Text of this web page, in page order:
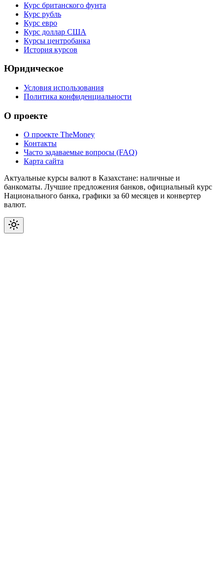
Курс британского фунта
Курс рубль
Курс евро
Курс доллар США
Курсы центробанка
История курсов
Юридическое
Условия использования
Политика конфиденциальности
О проекте
О проекте TheMoney
Контакты
Часто задаваемые вопросы (FAQ)
Карта сайта
Актуальные курсы валют в Казахстане: наличные и
банкоматы. Лучшие предложения банков, официальный курс
Национального банка, графики за 60 месяцев и конвертер
валют.